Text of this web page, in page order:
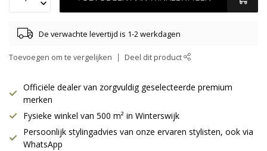
De verwachte levertijd is 1-2 werkdagen
Toevoegen om te vergelijken Deel dit product
Officiële dealer van zorgvuldig geselecteerde premium
merken
Fysieke winkel van 500 m² in Winterswijk
Persoonlijk stylingadvies van onze ervaren stylisten, ook via
WhatsApp